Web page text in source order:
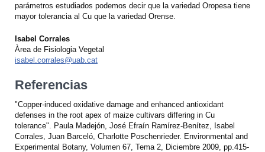
parámetros estudiados podemos decir que la variedad Oropesa tiene
mayor tolerancia al Cu que la variedad Orense.
Isabel Corrales
Àrea de Fisiologia Vegetal
isabel.corrales@uab.cat
Referencias
"Copper-induced oxidative damage and enhanced antioxidant
defenses in the root apex of maize cultivars differing in Cu
tolerance". Paula Madejón, José Efraín Ramírez-Benítez, Isabel
Corrales, Juan Barceló, Charlotte Poschenrieder. Environmental and
Experimental Botany, Volumen 67, Tema 2, Diciembre 2009, pp.415-